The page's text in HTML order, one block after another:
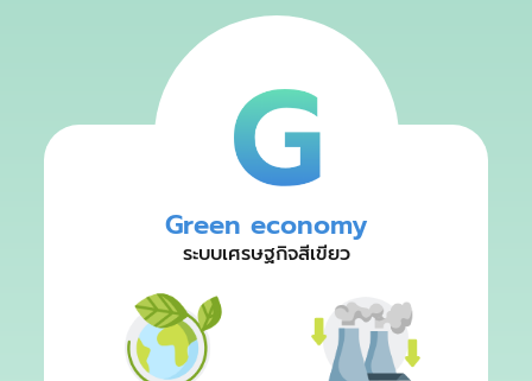
Green economy
ระบบเศรษฐกิจสีเขียว